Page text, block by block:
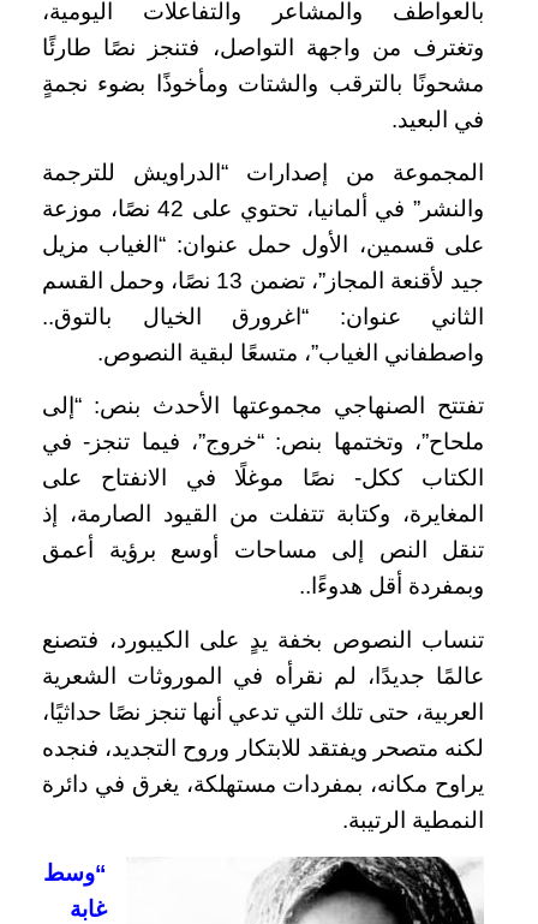
بالعواطف والمشاعر والتفاعلات اليومية،
وتغترف من واجهة التواصل، فتنجز نصًا طارئًا
مشحونًا بالترقب والشتات ومأخوذًا بضوء نجمةٍ
في البعيد.
المجموعة من إصدارات “الدراويش للترجمة
والنشر” في ألمانيا، تحتوي على 42 نصًا، موزعة
على قسمين، الأول حمل عنوان: “الغياب مزيل
جيد لأقنعة المجاز”، تضمن 13 نصًا، وحمل القسم
الثاني عنوان: “اغرورق الخيال بالتوق..
واصطفاني الغياب”، متسعًا لبقية النصوص.
تفتتح الصنهاجي مجموعتها الأحدث بنص: “إلى
ملحاح”، وتختمها بنص: “خروج”، فيما تنجز- في
الكتاب ككل- نصًا موغلًا في الانفتاح على
المغايرة، وكتابة تتفلت من القيود الصارمة، إذ
تنقل النص إلى مساحات أوسع برؤية أعمق
وبمفردة أقل هدوءًا..
تنساب النصوص بخفة يدٍ على الكيبورد، فتصنع
عالمًا جديدًا، لم نقرأه في الموروثات الشعرية
العربية، حتى تلك التي تدعي أنها تنجز نصًا حداثيًا،
لكنه متصحر ويفتقد للابتكار وروح التجديد، فنجده
يراوح مكانه، بمفردات مستهلكة، يغرق في دائرة
النمطية الرتيبة.
“وسط
غابة